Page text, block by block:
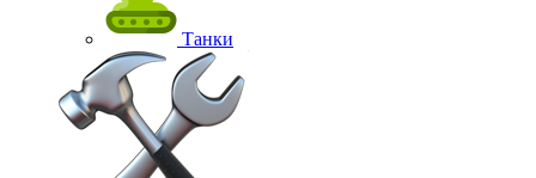
Танки